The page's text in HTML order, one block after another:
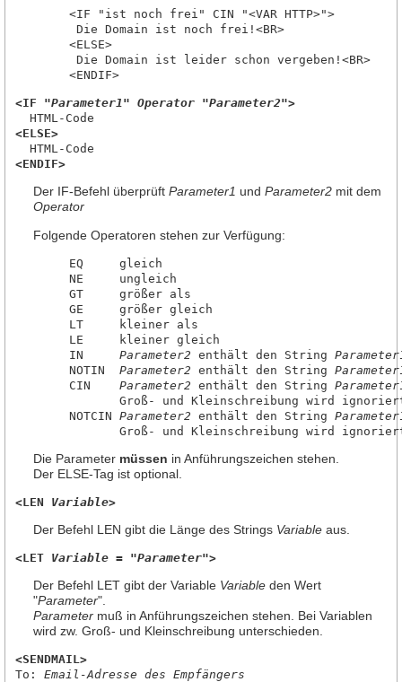
     <IF "ist noch frei" CIN "<VAR HTTP>">
      Die Domain ist noch frei!<BR>
     <ELSE>
      Die Domain ist leider schon vergeben!<BR>
<IF "Parameter1" Operator "Parameter2">
<ELSE>
<ENDIF>
Der IF-Befehl überprüft Parameter1 und Parameter2 mit dem
Operator
Folgende Operatoren stehen zur Verfügung:
     EQ     gleich
     NE     ungleich
     GT     größer als
     GE     größer gleich
     LT     kleiner als
     LE     kleiner gleich
     IN
Parameter2 enthält den String
     NOTIN
Parameter2 enthält den String
     CIN
Parameter2 enthält den String
Groß- und Kleinschreibung wird
     NOTCIN
Parameter2 enthält den String
Die Parameter müssen in Anführungszeichen stehen.
Der ELSE-Tag ist optional.
<LEN Variable>
Der Befehl LEN gibt die Länge des Strings Variable aus.
<LET Variable = "Parameter">
Der Befehl LET gibt der Variable Variable den Wert
"Parameter".
Parameter muß in Anführungszeichen stehen. Bei Variablen
wird zw. Groß- und Kleinschreibung unterschieden.
<SENDMAIL>
To: Email-Adresse des Empfängers